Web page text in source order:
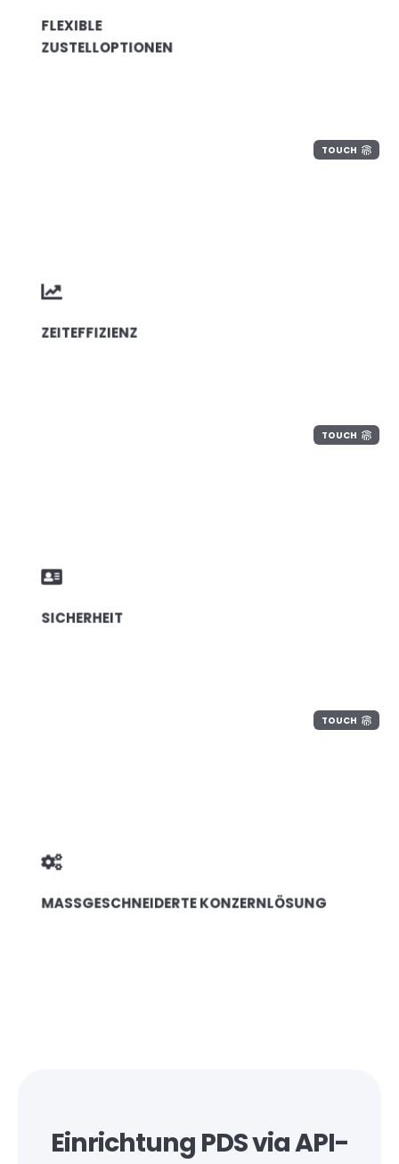
FLEXIBLE
ZUSTELLOPTIONEN
TOUCH
ZEITEFFIZIENZ
TOUCH
SICHERHEIT
TOUCH
MASSGESCHNEIDERTE KONZERNLÖSUNG
Einrichtung PDS via API-